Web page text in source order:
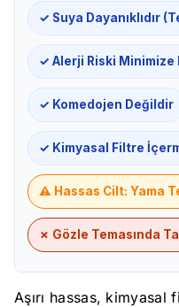
✓ Suya Dayanıklıdır
✓ Alerji Riski
✓ Komedojen Değildir
✓ Kimyasal Filtre
⚠️ Hassas Cilt: Yama
✗ Gözle Temasında
Aşırı hassas, kimyasal